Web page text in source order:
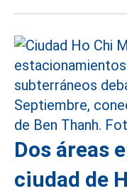
Dos áreas
ciudad de